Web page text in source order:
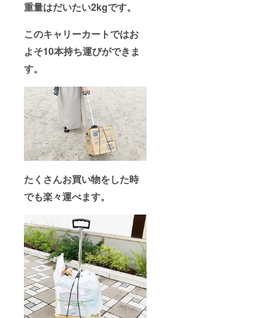
重量はだいたい2kgです。
このキャリーカートではお
よそ10本持ち運びができま
す。
たくさんお買い物をした時
でも楽々運べます。